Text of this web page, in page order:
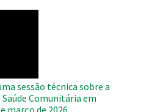
sessão técnica sobre a
Comunitária em